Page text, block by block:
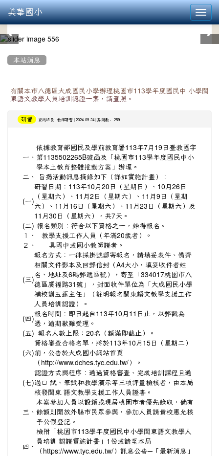
美華國小
本站消息
有關本市八德區大成國民小學辦理桃園市113學年度國民中 小學閩
東語文教學人員培訓認證一案，請查照。
研習 資訊組長 - 教師研習 | 2024-09-24 | 點閱數： 259
一、
依據教育部國民及學前教育署113年7月19日臺教國字
第1135502265B號函及「桃園市113學年度國民中小
學本土教育整體推動方案」辦理。
二、
旨揭活動訊息摘錄如下（詳如實施計畫）：
(一)
研習日期：113年10月20日（星期日）、10月26日
（星期六）、11月2日（星期六）、11月9日（星期
六）、11月16日（星期六）、11月23日（星期六）及
11月30日（星期六），共7天。
(二) 報名類別：符合以下資格之一，始得報名。
１、
教學支援工作人員（年滿20歲者）。
２、
具國中或國小教師證者。
(三)
報名方式：一律採掛號郵寄報名，請填妥表件、備齊
相關文件影本及回郵信封（A4大小，填妥收件者姓
名、地址及6碼郵遞區號），寄至「334017桃園市八
德區廣福路31號」，封面收件單位為「大成國民小學
補校劉玉蓮主任」（註明報名閩東語文教學支援工作
人員培訓認證）。
(四)報名時間：即日起自113年10月11日止，以郵戳為
憑，逾期歉難受理。
(五) 報名人數上限：20名（額滿即截止）。
(六)
資格審查合格名單，將於113年10月15日（星期二）
前，公告於大成國小網站首頁
（ http://www.dches.tyc.edu.tw/）。
(七)
認證方式與程序：通過資格審查、完成培訓課程且通
過口 試、筆試和教學演示等三項評量檢核者，由本局
核發閩東 語文教學支援工作人員證書。
三、
本案參加人員以設籍或現居桃園市者優先錄取，倘有
餘額則開放外縣市民眾參與，參加人員請貴校惠允核
予公假登記。
四、
檢附「桃園市113學年度國民中小學閩東語文教學人
員培訓 認證實施計畫」1份或請至本局
（ https://www.tyc.edu.tw/）訊息公告─「最新消息」